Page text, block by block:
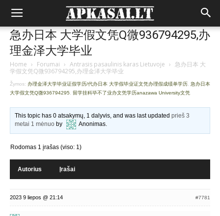
急办日本 大学假文凭Q微936794295,办
理金泽大学毕业
Home › Forumai › Antrasis pasaulinis karas Lietuvoje › 急办日本 大
学假文凭Q微936794295,办理金泽大学毕业
Žymos: 办理金泽大学毕业证假学历/代办日本 大学假毕业证文凭办理假成绩单学历 急办日本
大学假文凭Q微936794295
留学挂科毕不了业办文凭学历anazawa University文凭
This topic has 0 atsakymų, 1 dalyvis, and was last updatedprieš 3
metai 1 mėnuo by Anonimas.
Rodomas 1 įrašas (viso: 1)
Autorius Įrašai
2023 9 liepos @ 21:14 #7781